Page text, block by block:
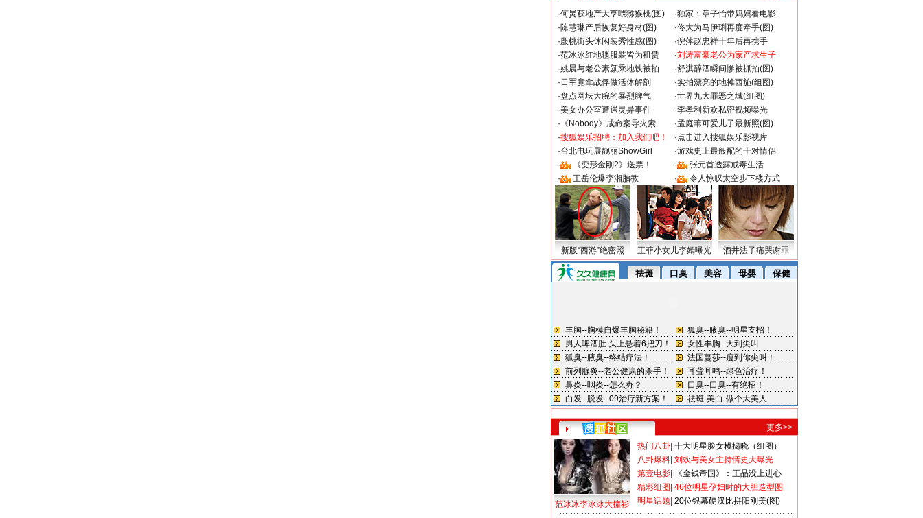
·何炅获地产大亨喂猕猴桃(图) ·独家：章子怡带妈妈看电影
·陈慧琳产后恢复好身材(图) ·佟大为马伊琍再度牵手(图)
·殷桃街头休闲装秀性感(图) ·倪萍赵忠祥十年后再携手
·范冰冰红地毯服装皆为租赁 ·刘涛富豪老公为家产求生子
·姚晨与老公素颜乘地铁被拍 ·舒淇醉酒瞬间惨被抓拍(图)
· 日军竟拿战俘做活体解剖 ·实拍漂亮的地摊西施(组图)
·盘点网坛大腕的暴烈脾气 ·世界九大罪恶之城(组图)
·美女办公室遭遇灵异事件 ·李孝利新欢私密视频曝光
· 《Nobody》成命案导火索 ·孟庭苇可爱儿子最新照(图)
·搜狐娱乐招聘：加入我们吧！ ·点击进入搜狐娱乐影视库
·台北电玩展靓丽ShowGirl ·游戏史上最般配的十对情侣
·
《变形金刚2》送票！ ·
张元首透露戒毒生活
·
王岳伦爆李湘胎教 · 令人惊叹太空步下楼方式
新版“西游”绝密照 王菲小女儿李嫣曝光 酒井法子痛哭谢罪
更多>>
范冰冰李冰冰大撞衫
热门八卦 十大明星脸女模揭晓（组图）
八卦爆料 刘欢与美女主持情史大曝光
第壹电影
《金钱帝国》：王晶没上进心
精彩组图 46位明星孕妇时的大胆造型图
明星话题 20位银幕硬汉比拼阳刚美(图)